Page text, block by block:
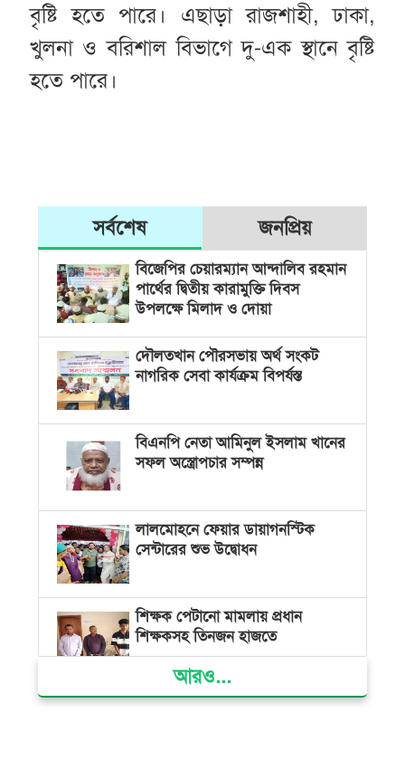
বৃষ্টি হতে পারে। এছাড়া রাজশাহী, ঢাকা,
খুলনা ও বরিশাল বিভাগে দু-এক স্থানে বৃষ্টি
হতে পারে।
সর্বশেষ জনপ্রিয়
বিজেপির চেয়ারম্যান আন্দালিব রহমান
পার্থের দ্বিতীয় কারামুক্তি দিবস
উপলক্ষে মিলাদ ও দোয়া
দৌলতখান পৌরসভায় অর্থ সংকট
নাগরিক সেবা কার্যক্রম বিপর্যস্ত
বিএনপি নেতা আমিনুল ইসলাম খানের
সফল অস্ত্রোপচার সম্পন্ন
লালমোহনে ফেয়ার ডায়াগনস্টিক
সেন্টারের শুভ উদ্বোধন
শিক্ষক পেটানো মামলায় প্রধান
শিক্ষকসহ তিনজন হাজতে
ভোলায় মিথ্যা অপবাদের বিচার
আরও...